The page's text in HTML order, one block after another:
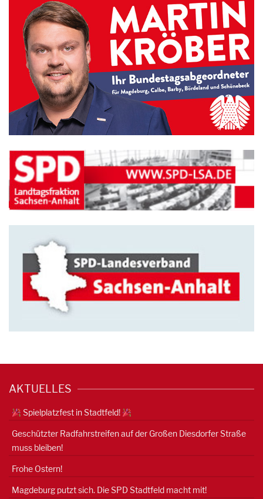
AKTUELLES
Spielplatzfest in Stadtfeld!
Geschützter Radfahrstreifen auf der Großen Diesdorfer Straße
muss bleiben!
Frohe Ostern!
Magdeburg putzt sich. Die SPD Stadtfeld macht mit!